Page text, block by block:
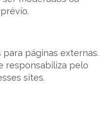
páginas externas.
responsabiliza pelo
sites.